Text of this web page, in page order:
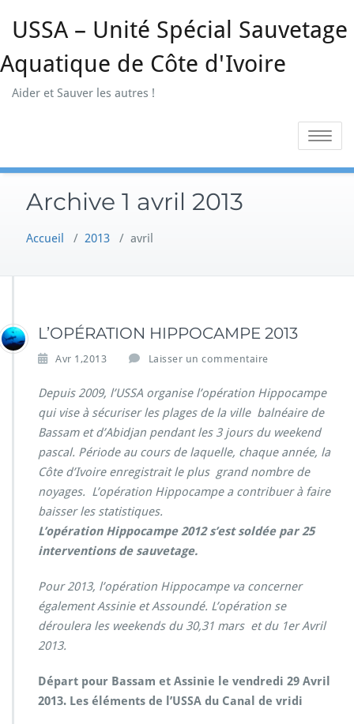
USSA – Unité Spécial Sauvetage
Aquatique de Côte d'Ivoire
Aider et Sauver les autres !
Toggle
Archive 1 avril 2013
Accueil / 2013 / avril
L’OPÉRATION HIPPOCAMPE 2013
Avr 1,2013 Laisser un commentaire
Depuis 2009, l’USSA organise l’opération Hippocampe
qui vise à sécuriser les plages de la ville balnéaire de
Bassam et d’Abidjan pendant les 3 jours du weekend
pascal. Période au cours de laquelle, chaque année, la
Côte d’Ivoire enregistrait le plus grand nombre de
noyages. L’opération Hippocampe a contribuer à faire
baisser les statistiques.
L’opération Hippocampe 2012 s’est soldée par 25
interventions de sauvetage.
Pour 2013, l’opération Hippocampe va concerner
également Assinie et Assoundé. L’opération se
déroulera les weekends du 30,31 mars et du 1er Avril
2013.
Départ pour Bassam et Assinie le vendredi 29 Avril
2013. Les éléments de l’USSA du Canal de vridi